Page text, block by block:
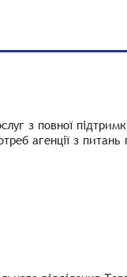
з повної
агенції з